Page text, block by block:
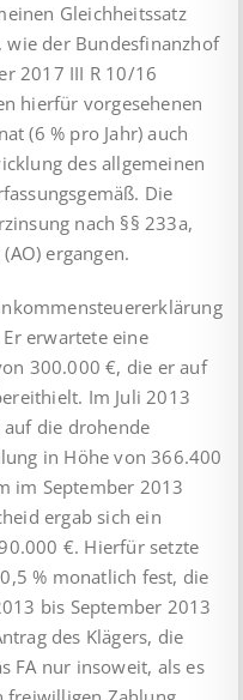
Gleichheitssatz
wie der Bundesfinanzhof
2017 III R 10/16
hierfür vorgesehenen
(6 % pro Jahr) auch
des allgemeinen
Die
nach §§ 233a,
ergangen.
erwartete eine
300.000 €, die er auf
Im Juli 2013
die drohende
in Höhe von 366.400
im September 2013
ergab sich ein
€. Hierfür setzte
% monatlich fest, die
bis September 2013
des Klägers, die
FA nur insoweit, als es